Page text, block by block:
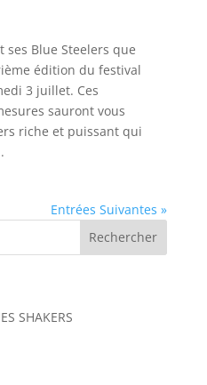
ses Blue Steelers que
édition du festival
3 juillet. Ces
sauront vous
riche et puissant qui
Entrées Suivantes »
SHAKERS